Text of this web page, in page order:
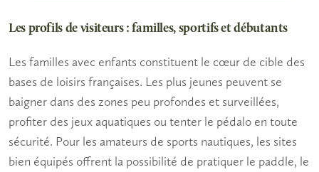
Les profils de visiteurs : familles, sportifs et débutants
Les familles avec enfants constituent le cœur de cible des
bases de loisirs françaises. Les plus jeunes peuvent se
baigner dans des zones peu profondes et surveillées,
profiter des jeux aquatiques ou tenter le pédalo en toute
sécurité. Pour les amateurs de sports nautiques, les sites
bien équipés offrent la possibilité de pratiquer le paddle, le